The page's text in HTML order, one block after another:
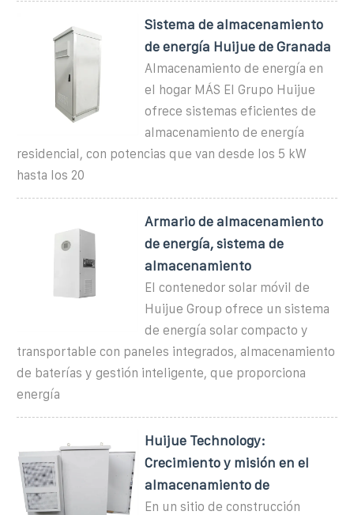
Sistema de almacenamiento
de energía Huijue de Granada
Almacenamiento de energía en
el hogar MÁS El Grupo Huijue
ofrece sistemas eficientes de
almacenamiento de energía
residencial, con potencias que van desde los 5 kW
hasta los 20
Armario de almacenamiento
de energía, sistema de
almacenamiento
El contenedor solar móvil de
Huijue Group ofrece un sistema
de energía solar compacto y
transportable con paneles integrados, almacenamiento
de baterías y gestión inteligente, que proporciona
energía
Huijue Technology:
Crecimiento y misión en el
almacenamiento de
En un sitio de construcción